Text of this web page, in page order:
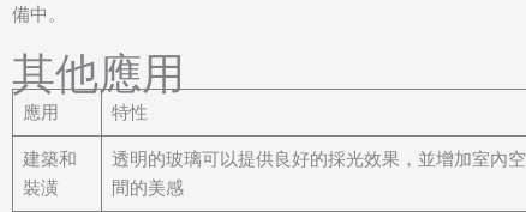
備中。
其他應用
應用 特性
建築和
裝潢
透明的玻璃可以提供良好的採光效果，並增加室內空
間的美感